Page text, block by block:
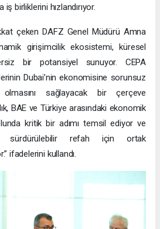
birliklerini hızlandırıyor.
çeken DAFZ Genel Müdürü Amna
girişimcilik ekosistemi, küresel
bir potansiyel sunuyor. CEPA
Dubai’nin ekonomisine sorunsuz
sağlayacak bir çerçeve
BAE ve Türkiye arasındaki ekonomik
kritik bir adımı temsil ediyor ve
sürdürülebilir refah için ortak
ifadelerini kullandı.